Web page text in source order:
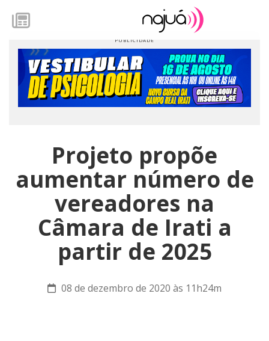
Projeto propõe
aumentar número de
vereadores na
Câmara de Irati a
partir de 2025
08 de dezembro de 2020 às 11h24m